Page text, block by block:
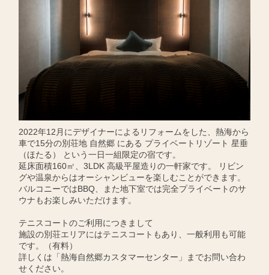
2022年12月にデザイナーによるリフォームをした、熱海から
車で15分の別荘地 自然郷 にある プライベートリゾート 星垂
（ほたる） という一日一組限定の宿です。
延床面積160㎡、3LDK 高級平屋造りの一軒家です。 リビン
グや温泉からはオーシャンビューを楽しむことができます。
バルコニーではBBQ、また地下室では完全プライベートのサ
ウナもお楽しみいただけます。
テニスコートのご利用につきまして
施設の別荘エリアにはテニスコートもあり、一般利用も可能
です。（有料）
詳しくは「熱海自然郷カスタマーセンター」までお問い合わ
せください。